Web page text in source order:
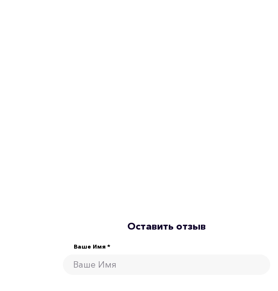
Оставить отзыв
Ваше Имя *